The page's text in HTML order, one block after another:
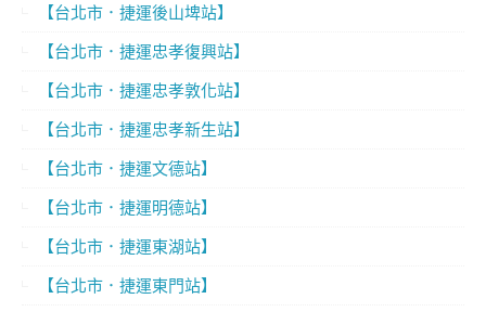
【台北市．捷運後山埤站】
【台北市．捷運忠孝復興站】
【台北市．捷運忠孝敦化站】
【台北市．捷運忠孝新生站】
【台北市．捷運文德站】
【台北市．捷運明德站】
【台北市．捷運東湖站】
【台北市．捷運東門站】